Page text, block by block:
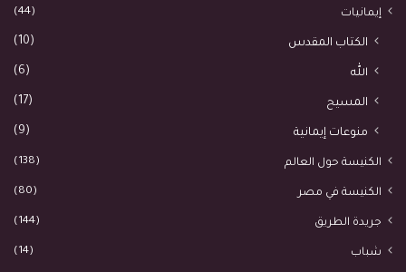
إيمانيات (44)
الكتاب المقدس (10)
الله (6)
المسيح (17)
منوعات إيمانية (9)
الكنيسة حول العالم (138)
الكنيسة في مصر (80)
جريدة الطريق (144)
شباب (14)